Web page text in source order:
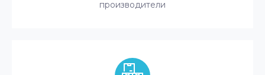
производители